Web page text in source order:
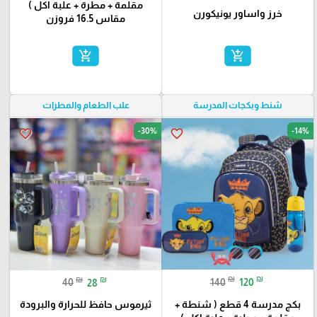
خرز واساور يونيكورن
add_shopping_cart
مقلمة + مطرة + علبة اكل )
مقاس 16.5 فروزن
add_shopping_cart
شنط وبكجات المدرسة
favorite_border -14%
140 ₪ 120 ₪
بكج مدرسة 4 قطع ( شنطة +
علب الطعام والمطرات
favorite_border -30%
40 ₪ 28 ₪
ثيرموس حافظ للحرارة والبرودة